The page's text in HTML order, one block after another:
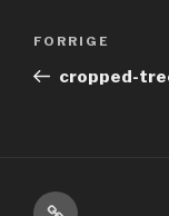
Forrige
indlæg
FORRIGE
cropped-
Kontakt